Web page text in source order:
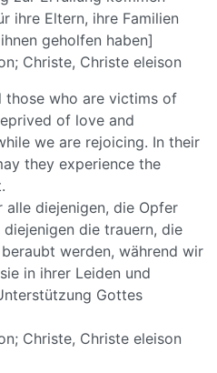
ihre Eltern, ihre Familien
geholfen haben]
Christe, Christe eleison
those who are victims of
of love and
we are rejoicing. In their
they experience the
alle diejenigen, die Opfer
die trauern, die
werden, während wir
in ihrer Leiden und
Gottes
Christe, Christe eleison